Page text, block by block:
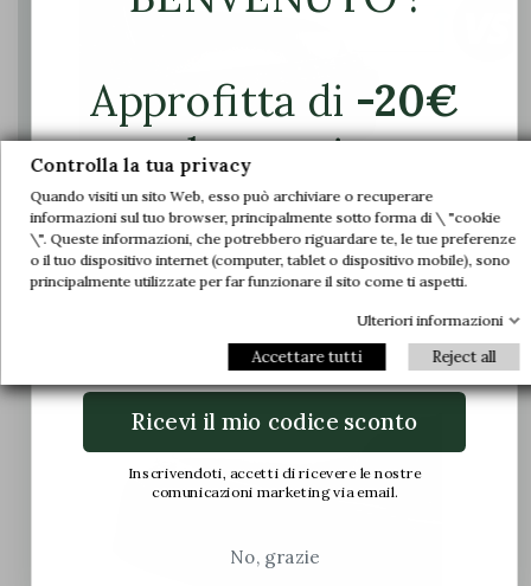
Il piede è compresso nella scarpa e causa
Controlla la tua privacy
Quando visiti un sito Web, esso può archiviare o recuperare
informazioni sul tuo browser, principalmente sotto forma di \ "cookie
\". Queste informazioni, che potrebbero riguardare te, le tue preferenze
o il tuo dispositivo internet (computer, tablet o dispositivo mobile), sono
principalmente utilizzate per far funzionare il sito come ti aspetti.
Ulteriori informazioni
Accettare tutti Reject all
Approfitta di -20€
sul tuo primo
ordine.
Unisciti a noi e accedi in anteprima alle
nostre offerte esclusive e alle ultime novità.
Ricevi il mio codice sconto
Inscrivendoti, accetti di ricevere le nostre
comunicazioni marketing via email.
No, grazie